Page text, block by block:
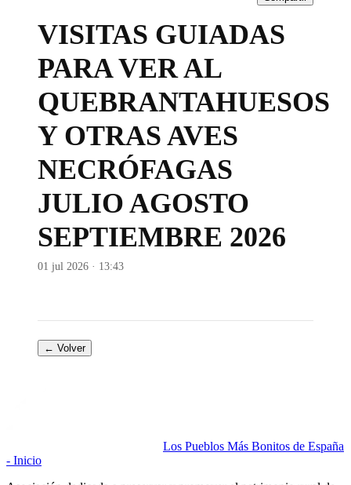
VISITAS GUIADAS
PARA VER AL
QUEBRANTAHUESOS
Y OTRAS AVES
NECRÓFAGAS
JULIO AGOSTO
SEPTIEMBRE 2026
01 jul 2026 · 13:43
← Volver
Los Pueblos Más Bonitos de España
- Inicio